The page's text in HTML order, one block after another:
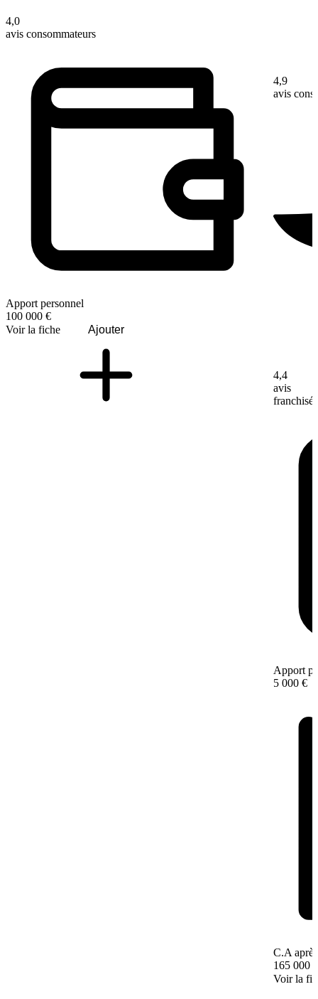
4,0
avis consommateurs
Apport personnel
100 000 €
Voir la fiche
Ajouter
4,9
avis
4,4
avis
franchisé
Apport
5 000 €
C.A
165 000 €
Voir la